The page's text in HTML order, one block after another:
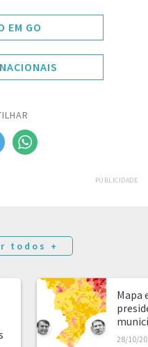
EM GO
PUBLICIDADE
todos +
Mapa
28/10/